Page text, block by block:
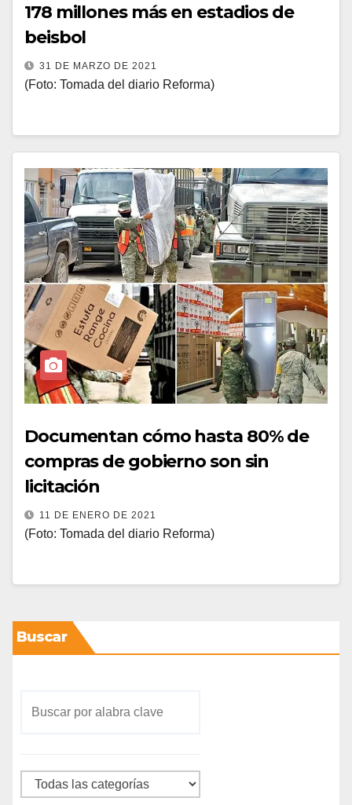
178 millones más en estadios de
beisbol
31 DE MARZO DE 2021
(Foto: Tomada del diario Reforma)
Documentan cómo hasta 80% de
compras de gobierno son sin
licitación
11 DE ENERO DE 2021
(Foto: Tomada del diario Reforma)
Buscar